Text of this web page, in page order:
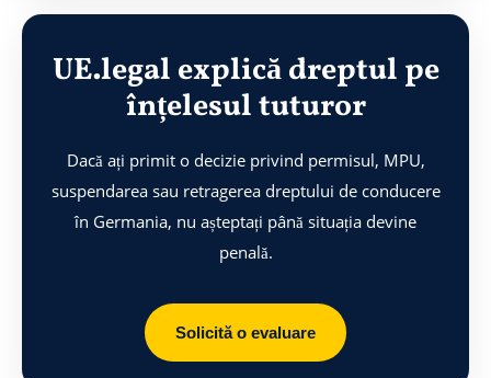
UE.legal explică dreptul pe
înțelesul tuturor
Dacă ați primit o decizie privind permisul, MPU,
suspendarea sau retragerea dreptului de conducere
în Germania, nu așteptați până situația devine
penală.
Solicită o evaluare